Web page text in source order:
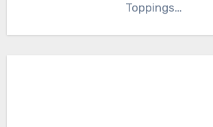
Toppings…